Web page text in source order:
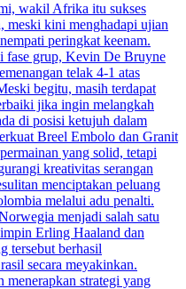
wakil Afrika itu sukses
meski kini menghadapi ujian
peringkat keenam.
fase grup, Kevin De Bruyne
telak 4-1 atas
begitu, masih terdapat
jika ingin melangkah
di posisi ketujuh dalam
Breel Embolo dan Granit
yang solid, tetapi
kreativitas serangan
menciptakan peluang
melalui adu penalti.
menjadi salah satu
Erling Haaland dan
tersebut berhasil
secara meyakinkan.
menerapkan strategi yang